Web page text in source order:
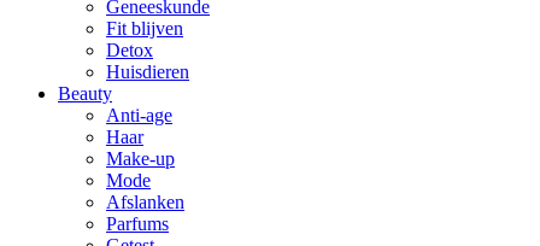
Geneeskunde
Fit blijven
Detox
Huisdieren
Beauty
Anti-age
Haar
Make-up
Mode
Afslanken
Parfums